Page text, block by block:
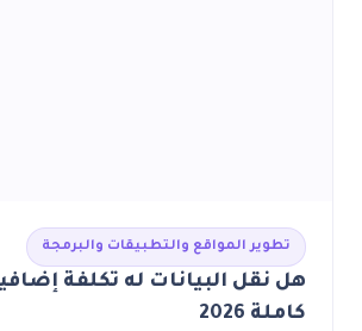
تطوير المواقع والتطبيقات والبرمجة
هل نقل البيانات له تكلفة
كاملة 2026